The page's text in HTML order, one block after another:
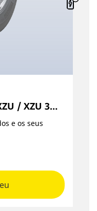
3+ / EV Z
e os seus